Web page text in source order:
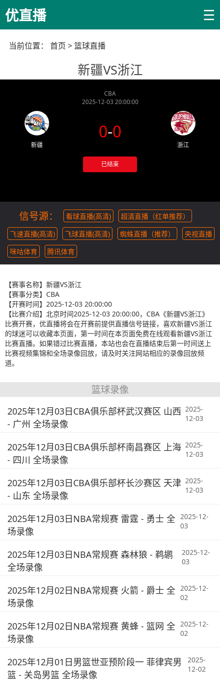
优直播 ☰
当前位置： 首页 >篮球直播
新疆VS浙江
CBA
2025-12-03 20:00:00
新疆
0-0
已结束
浙江
信号源： 看球直播(高清)
超清直播（红单推荐）
飞速直播(高清)
飞球直播(高清) 蜘蛛直播（推荐）
央视直播
咪咕体育
腾讯体育
【赛事名称】 新疆VS浙江
【赛事分类】 CBA
【开赛时间】 2025-12-03 20:00:00
【比赛介绍】 北京时间2025-12-03 20:00:00，CBA《新疆VS浙江》
比赛开赛，优直播将会在开赛前提供直播信号链接，喜欢新疆VS浙江
的球迷可以收藏本页面，第一时间在本页面免费在线观看新疆VS浙江
比赛直播。如果错过比赛直播，本站也会在直播结束后第一时间送上
比赛视频集锦和全场录像回放，请及时关注网站相应的录像回放频
道。
篮球录像
2025年12月03日CBA俱乐部杯武汉赛区 山西
- 广州 全场录像
2025-
12-03
2025年12月03日CBA俱乐部杯南昌赛区 上海
- 四川 全场录像
2025-
12-03
2025年12月03日CBA俱乐部杯长沙赛区 天津
- 山东 全场录像
2025-
12-03
2025年12月03日NBA常规赛 雷霆 - 勇士 全
场录像
2025-12-
03
2025年12月03日NBA常规赛 森林狼 - 鹈鹕
全场录像
2025-12-
03
2025年12月02日NBA常规赛 火箭 - 爵士 全
场录像
2025-12-
02
2025年12月02日NBA常规赛 黄蜂 - 篮网 全
场录像
2025-12-
02
2025年12月01日男篮世亚预阶段一 菲律宾男
篮 - 关岛男篮 全场录像
2025-
12-02